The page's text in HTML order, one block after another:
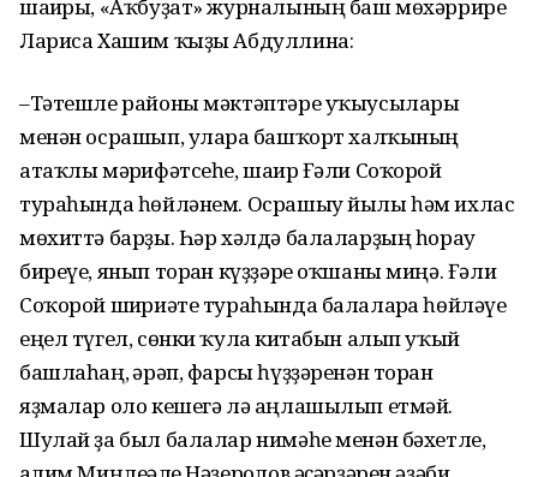
шағиры, «Аҡбуҙат» журналының баш мөхәррире
Лариса Хашим ҡыҙы Абдуллина:
–Тәтешле районы мәктәптәре уҡыусылары
менән осрашып, уларға башҡорт халҡының
атаҡлы мәғрифәтсеһе, шағир Ғәли Соҡорой
тураһында һөйләнем. Осрашыу йылы һәм ихлас
мөхиттә барҙы. Һәр хәлдә балаларҙың һорау
биреүе, янып торған күҙҙәре оҡшаны миңә. Ғәли
Соҡорой шиғриәте тураһында балаларға һөйләүе
еңел түгел, сөнки ҡулға китабын алып уҡый
башлаһаң, ғәрәп, фарсы һүҙҙәренән торған
яҙмалар оло кешегә лә аңлашылып етмәй.
Шулай ҙа был балалар нимәһе менән бәхетле,